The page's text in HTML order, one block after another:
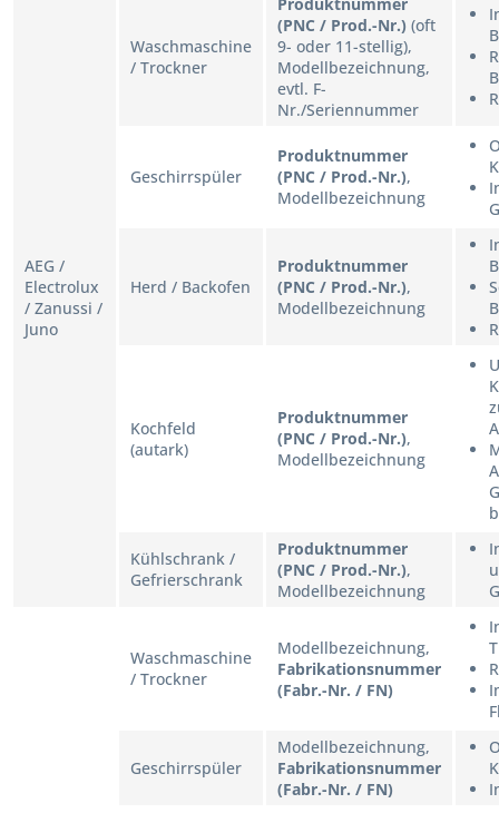
AEG /
Electrolux
/ Zanussi /
Juno
Waschmaschine
/ Trockner
(PNC / Prod.-Nr.) (oft
9- oder 11-stellig),
Modellbezeichnung,
evtl. F-
Nr./Seriennummer
Geschirrspüler
Produktnummer
(PNC / Prod.-Nr.),
Modellbezeichnung
Herd / Backofen
Produktnummer
(PNC / Prod.-Nr.),
Modellbezeichnung
Kochfeld
(autark)
Produktnummer
(PNC / Prod.-Nr.),
Modellbezeichnung
Kühlschrank /
Gefrierschrank
Produktnummer
(PNC / Prod.-Nr.),
Modellbezeichnung
Waschmaschine
/ Trockner
Modellbezeichnung,
Fabrikationsnummer
(Fabr.-Nr. / FN)
Geschirrspüler
Modellbezeichnung,
Fabrikationsnummer
(Fabr.-Nr. / FN)